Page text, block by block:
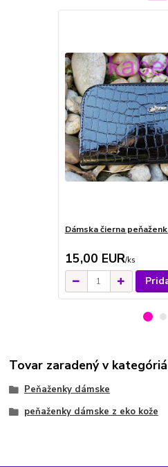
Dámska čierna
15,00 EUR/ks
Tovar zaradený v
Peňaženky dámske
peňaženky dámske z eko kože